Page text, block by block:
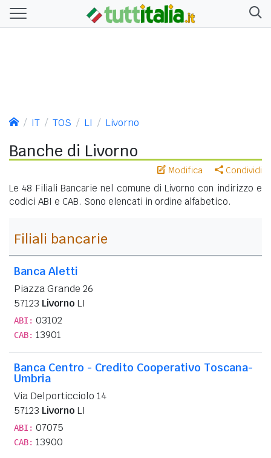
IT TOS LI Livorno
Banche di Livorno
Modifica Condividi
Le 48 Filiali Bancarie nel comune di Livorno con indirizzo e
codici ABI e CAB. Sono elencati in ordine alfabetico.
Filiali bancarie
Banca Aletti
Piazza Grande 26
57123 Livorno LI
ABI: 03102
CAB: 13901
Banca Centro - Credito Cooperativo Toscana-
Umbria
Via Delporticciolo 14
57123 Livorno LI
ABI: 07075
CAB: 13900